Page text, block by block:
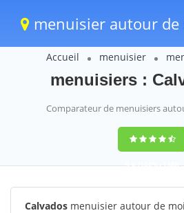
menuisier autour de
Accueil menuisier
menuisiers :
Comparateur de menuisiers
9,6(100%)1388
votes
Calvados menuisier autour de